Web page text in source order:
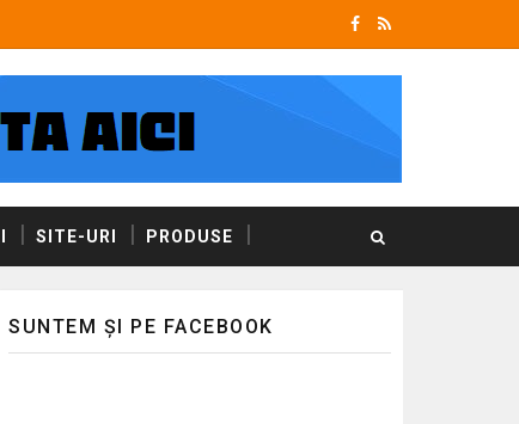
SITE-URI PRODUSE
SUNTEM ȘI PE FACEBOOK